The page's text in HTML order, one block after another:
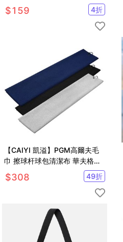
$159 4折
【CAIYI 凱溢】PGM高爾夫毛
巾 擦球杆球包清潔布 華夫格吸
水速乾運動巾加大款 2入
$308 49折